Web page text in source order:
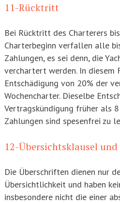
11-Rücktritt
Bei Rücktritt des Charterers
Charterbeginn verfallen alle
Zahlungen, es sei denn, die
verchartert werden. In diesem
Entschädigung von 20% der
Wochencharter. Dieselbe
Vertragskündigung früher als
Zahlungen sind spesenfrei zu
12-Übersichtsklausel
Die Überschriften dienen nur
Übersichtlichkeit und haben
insbesondere nicht die einer